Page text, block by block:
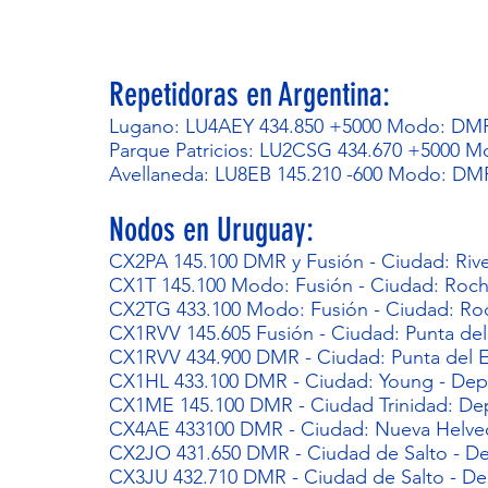
Repetidoras en Argentina:
Lugano: LU4AEY 434.850 +5000 Modo:
Parque Patricios: LU2CSG 434.670 +5000
Avellaneda: LU8EB 145.210 -600 Modo:
Nodos en Uruguay:
CX2PA 145.100 DMR y Fusión - Ciudad:
CX1T 145.100 Modo: Fusión - Ciudad:
CX2TG 433.100 Modo: Fusión - Ciudad:
CX1RVV 145.605 Fusión - Ciudad: Punta
CX1RVV 434.900 DMR - Ciudad: Punta
CX1HL 433.100 DMR - Ciudad: Young -
CX1ME 145.100 DMR - Ciudad Trinidad:
CX4AE 433100 DMR - Ciudad: Nueva
CX2JO 431.650 DMR - Ciudad de Salto -
CX3JU 432.710 DMR - Ciudad de Salto -